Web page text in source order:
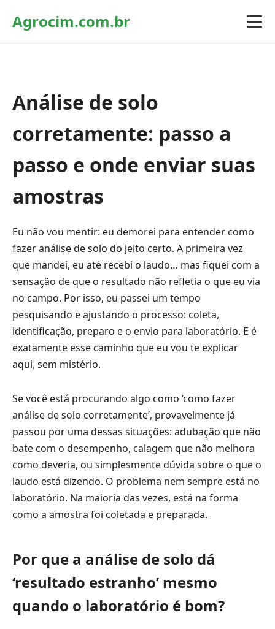
Agrocim.com.br
Análise de solo
corretamente: passo a
passo e onde enviar suas
amostras
Eu não vou mentir: eu demorei para entender como
fazer análise de solo do jeito certo. A primeira vez
que mandei, eu até recebi o laudo… mas fiquei com a
sensação de que o resultado não refletia o que eu via
no campo. Por isso, eu passei um tempo
pesquisando e ajustando o processo: coleta,
identificação, preparo e o envio para laboratório. E é
exatamente esse caminho que eu vou te explicar
aqui, sem mistério.
Se você está procurando algo como ‘como fazer
análise de solo corretamente’, provavelmente já
passou por uma dessas situações: adubação que não
bate com o desempenho, calagem que não melhora
como deveria, ou simplesmente dúvida sobre o que o
laudo está dizendo. O problema nem sempre está no
laboratório. Na maioria das vezes, está na forma
como a amostra foi coletada e preparada.
Por que a análise de solo dá
‘resultado estranho’ mesmo
quando o laboratório é bom?